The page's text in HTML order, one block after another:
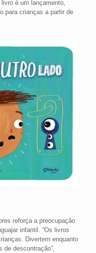
é um lançamento,
para crianças a partir de
reforça a preocupação
infantil. “Os livros
Divertem enquanto
descontração”,